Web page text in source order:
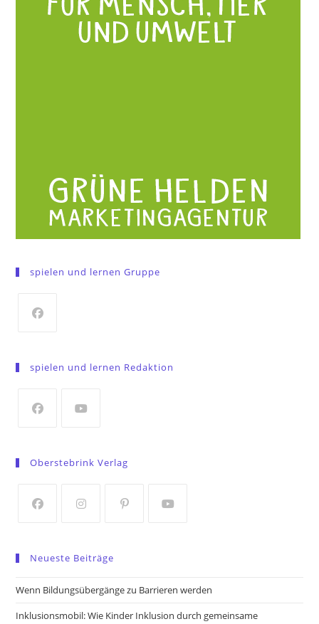
spielen und lernen Gruppe
a
tab
spielen und lernen Redaktion
a
tab
tab
Oberstebrink Verlag
a
new
new
a
new
new
Neueste Beiträge
Wenn Bildungsübergänge zu Barrieren werden
Inklusionsmobil: Wie Kinder Inklusion durch gemeinsame